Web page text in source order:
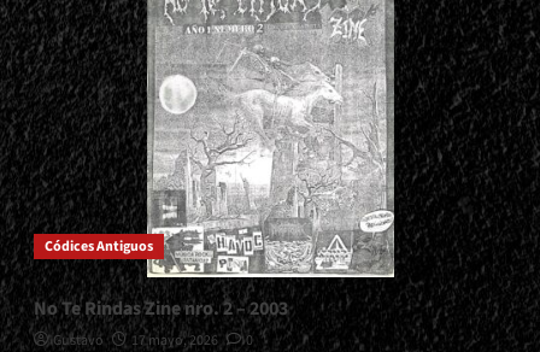
Códices Antiguos
No Te Rindas Zine nro. 2 – 2003
Gustavo 17 mayo, 2026 0